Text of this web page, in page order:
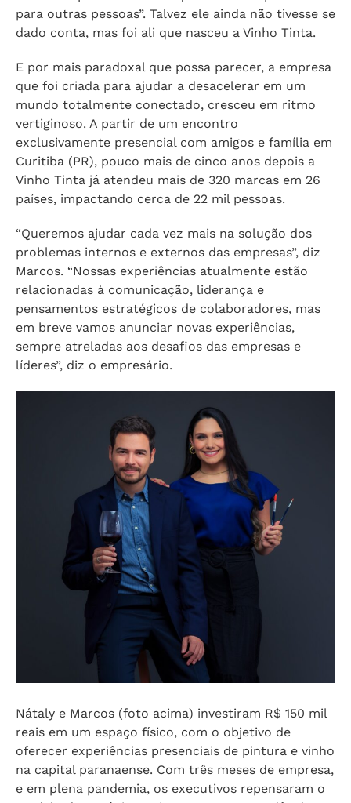
para outras pessoas”. Talvez ele ainda não tivesse se
dado conta, mas foi ali que nasceu a Vinho Tinta.
E por mais paradoxal que possa parecer, a empresa
que foi criada para ajudar a desacelerar em um
mundo totalmente conectado, cresceu em ritmo
vertiginoso. A partir de um encontro
exclusivamente presencial com amigos e família em
Curitiba (PR), pouco mais de cinco anos depois a
Vinho Tinta já atendeu mais de 320 marcas em 26
países, impactando cerca de 22 mil pessoas.
“Queremos ajudar cada vez mais na solução dos
problemas internos e externos das empresas”, diz
Marcos. “Nossas experiências atualmente estão
relacionadas à comunicação, liderança e
pensamentos estratégicos de colaboradores, mas
em breve vamos anunciar novas experiências,
sempre atreladas aos desafios das empresas e
líderes”, diz o empresário.
Nátaly e Marcos (foto acima) investiram R$ 150 mil
reais em um espaço físico, com o objetivo de
oferecer experiências presenciais de pintura e vinho
na capital paranaense. Com três meses de empresa,
e em plena pandemia, os executivos repensaram o